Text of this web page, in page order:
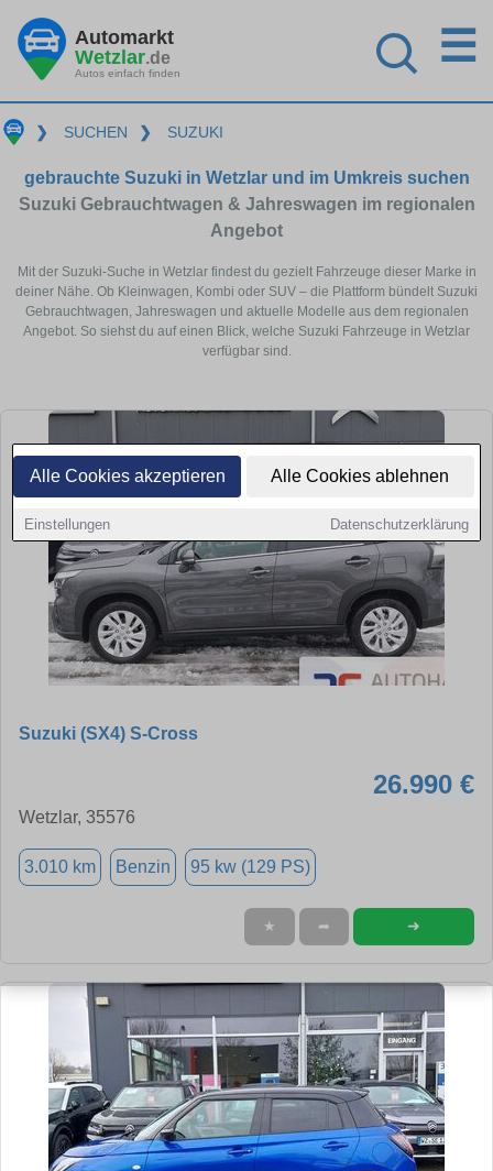
Alle Cookies akzeptieren Alle Cookies ablehnen
Einstellungen Datenschutzerklärung
Automarkt
Wetzlar.de
Autos einfach finden
☰
❯ SUCHEN ❯ SUZUKI
gebrauchte Suzuki in Wetzlar und im Umkreis suchen
Suzuki Gebrauchtwagen & Jahreswagen im regionalen
Angebot
Mit der Suzuki-Suche in Wetzlar findest du gezielt Fahrzeuge dieser Marke in
deiner Nähe. Ob Kleinwagen, Kombi oder SUV – die Plattform bündelt Suzuki
Gebrauchtwagen, Jahreswagen und aktuelle Modelle aus dem regionalen
Angebot. So siehst du auf einen Blick, welche Suzuki Fahrzeuge in Wetzlar
verfügbar sind.
Suzuki (SX4) S-Cross
26.990 €
Wetzlar, 35576
3.010 km Benzin 95 kw (129 PS)
★ ➦ ➜